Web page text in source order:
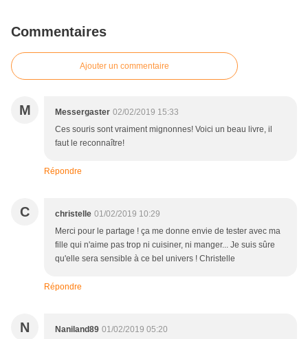
Commentaires
Ajouter un commentaire
M Messergaster 02/02/2019 15:33
Ces souris sont vraiment mignonnes! Voici un beau livre, il
faut le reconnaître!
Répondre
C christelle 01/02/2019 10:29
Merci pour le partage ! ça me donne envie de tester avec ma
fille qui n'aime pas trop ni cuisiner, ni manger... Je suis sûre
qu'elle sera sensible à ce bel univers ! Christelle
Répondre
N Naniland89 01/02/2019 05:20